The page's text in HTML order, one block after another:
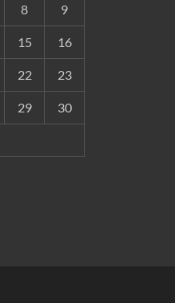
8 9
15 16
22 23
29 30